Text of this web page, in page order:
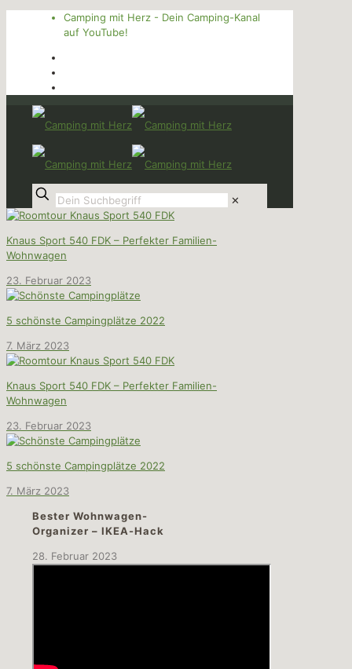
Camping mit Herz - Dein Camping-Kanal
auf YouTube!
✕
Knaus Sport 540 FDK – Perfekter Familien-
Wohnwagen
23. Februar 2023
5 schönste Campingplätze 2022
7. März 2023
Knaus Sport 540 FDK – Perfekter Familien-
Wohnwagen
23. Februar 2023
5 schönste Campingplätze 2022
7. März 2023
Bester Wohnwagen-
Organizer – IKEA-Hack
28. Februar 2023